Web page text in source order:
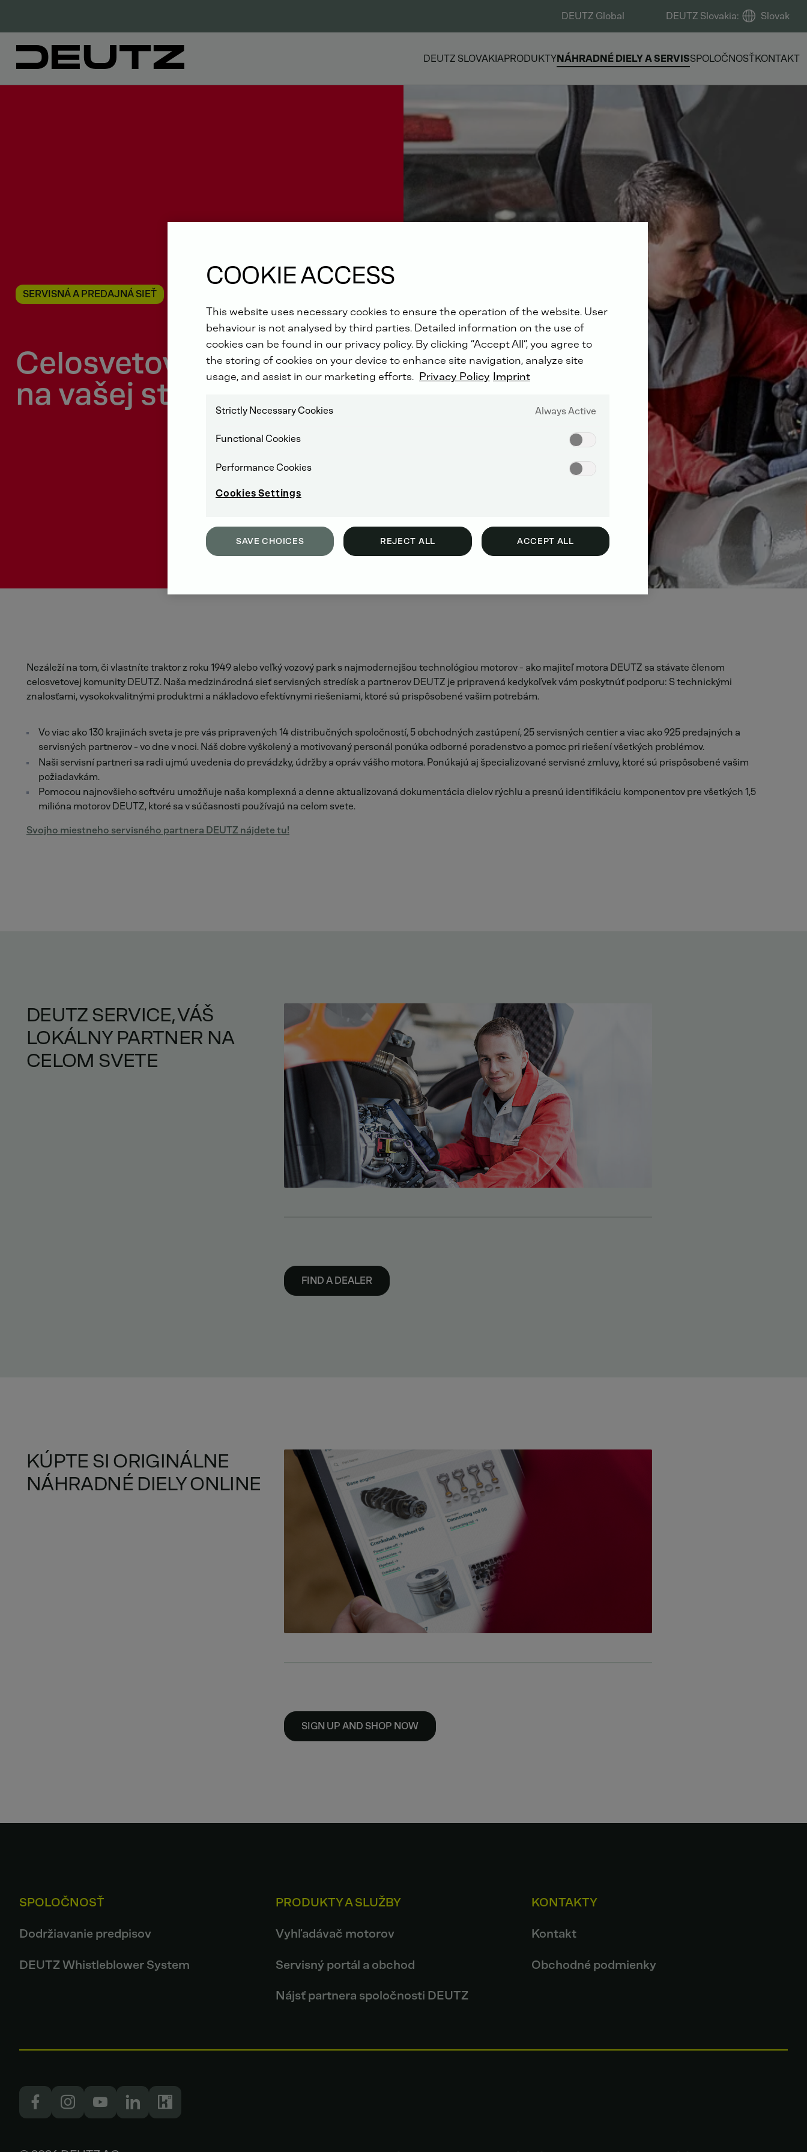
DEUTZ Global DEUTZ Slovakia: Slovak
DEUTZ SLOVAKIAPRODUKTYNÁHRADNÉ DIELY A SERVISSPOLOČNOSŤKONTAKT
SERVISNÁ A PREDAJNÁ SIEŤ
Celosvetovo
na vašej strane
Nezáleží na tom, či vlastníte traktor z roku 1949 alebo veľký vozový park s najmodernejšou technológiou motorov - ako majiteľ motora DEUTZ sa stávate členom
celosvetovej komunity DEUTZ. Naša medzinárodná sieť servisných stredísk a partnerov DEUTZ je pripravená kedykoľvek vám poskytnúť podporu: S technickými
znalosťami, vysokokvalitnými produktmi a nákladovo efektívnymi riešeniami, ktoré sú prispôsobené vašim potrebám.
Vo viac ako 130 krajinách sveta je pre vás pripravených 14 distribučných spoločností, 5 obchodných zastúpení, 25 servisných centier a viac ako 925 predajných a
servisných partnerov - vo dne v noci. Náš dobre vyškolený a motivovaný personál ponúka odborné poradenstvo a pomoc pri riešení všetkých problémov.
Naši servisní partneri sa radi ujmú uvedenia do prevádzky, údržby a opráv vášho motora. Ponúkajú aj špecializované servisné zmluvy, ktoré sú prispôsobené vašim
požiadavkám.
Pomocou najnovšieho softvéru umožňuje naša komplexná a denne aktualizovaná dokumentácia dielov rýchlu a presnú identifikáciu komponentov pre všetkých 1,5
milióna motorov DEUTZ, ktoré sa v súčasnosti používajú na celom svete.
Svojho miestneho servisného partnera DEUTZ nájdete tu!
DEUTZ SERVICE, VÁŠ
LOKÁLNY PARTNER NA
CELOM SVETE
FIND A DEALER
KÚPTE SI ORIGINÁLNE
NÁHRADNÉ DIELY ONLINE
SIGN UP AND SHOP NOW
SPOLOČNOSŤ
Dodržiavanie predpisov
DEUTZ Whistleblower System
PRODUKTY A SLUŽBY
Vyhľadávač motorov
Servisný portál a obchod
Nájsť partnera spoločnosti DEUTZ
KONTAKTY
Kontakt
Obchodné podmienky
COOKIE ACCESS
This website uses necessary cookies to ensure the operation of the website. User
behaviour is not analysed by third parties. Detailed information on the use of
cookies can be found in our privacy policy. By clicking “Accept All”, you agree to
the storing of cookies on your device to enhance site navigation, analyze site
usage, and assist in our marketing efforts. Privacy Policy Imprint
Strictly Necessary Cookies Always Active
Functional Cookies
Performance Cookies
Cookies Settings
SAVE CHOICES REJECT ALL ACCEPT ALL